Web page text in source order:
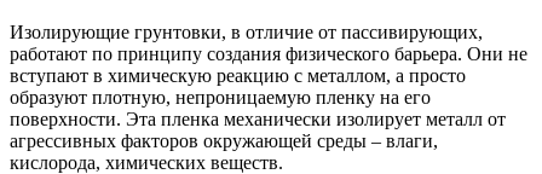
Изолирующие грунтовки, в отличие от пассивирующих,
работают по принципу создания физического барьера. Они не
вступают в химическую реакцию с металлом, а просто
образуют плотную, непроницаемую пленку на его
поверхности. Эта пленка механически изолирует металл от
агрессивных факторов окружающей среды – влаги,
кислорода, химических веществ.